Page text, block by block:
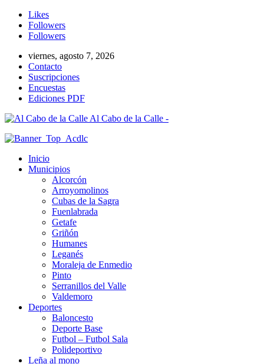
Likes
Followers
Followers
viernes, agosto 7, 2026
Contacto
Suscripciones
Encuestas
Ediciones PDF
Al Cabo de la Calle -
Inicio
Municipios
Alcorcón
Arroyomolinos
Cubas de la Sagra
Fuenlabrada
Getafe
Griñón
Humanes
Leganés
Moraleja de Enmedio
Pinto
Serranillos del Valle
Valdemoro
Deportes
Baloncesto
Deporte Base
Futbol – Futbol Sala
Polideportivo
Leña al mono